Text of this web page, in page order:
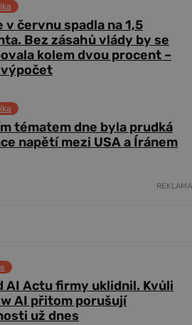
v červnu spadla na 1,5
Bez zásahů vlády by se
kolem dvou procent –
tématem dne byla prudká
napětí mezi USA a Íránem
REKLAMA
AI Actu firmy uklidnil. Kvůli
AI přitom porušují
už dnes